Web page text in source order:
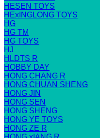
HESEN TOYS
HExINGLONG TOYS
HG
HG TM
HG TOYS
HJ
HLDTS R
HOBBY DAY
HONG CHANG R
HONG CHUAN SHENG
HONG JIN
HONG SEN
HONG SHENG
HONG YE TOYS
HONG ZE R